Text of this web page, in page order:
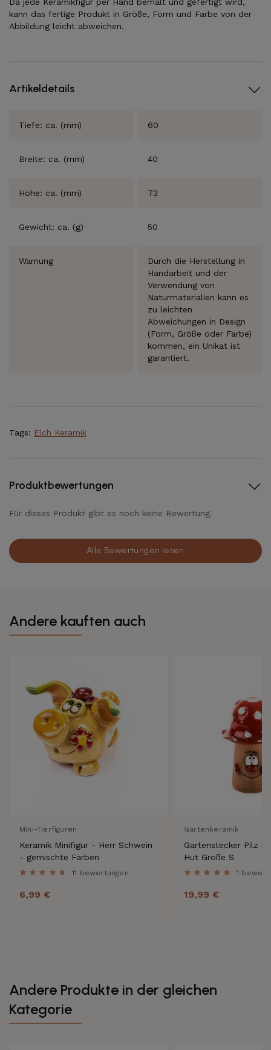
kann das fertige Produkt in Größe, Form und Farbe von der
Abbildung leicht abweichen.
Artikeldetails
Tiefe: ca. (mm) 60
Breite: ca. (mm) 40
Höhe: ca. (mm) 73
Gewicht: ca. (g) 50
Warnung
Durch die Herstellung in
Handarbeit und der
Verwendung von
Naturmaterialien kann es
zu leichten
Abweichungen in Design
(Form, Größe oder Farbe)
kommen, ein Unikat ist
garantiert.
Tags: Elch Keramik
Produktbewertungen
Für dieses Produkt gibt es noch keine Bewertung.
Alle Bewertungen lesen
Andere kauften auch
Mini-Tierfiguren
Keramik Minifigur - Herr Schwein
- gemischte Farben
11 bewertungen
6,99 €
Gartenkeramik
Gartenstecker Pilz
Hut Größe S
1
19,99 €
Andere Produkte in der gleichen
Kategorie